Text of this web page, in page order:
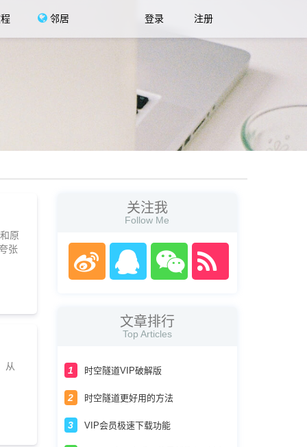
邻居 登录 注册
原
张
从
关注我
Follow Me
文章排行
Top Articles
时空隧道VIP破解版
时空隧道更好用的方法
VIP会员极速下载功能